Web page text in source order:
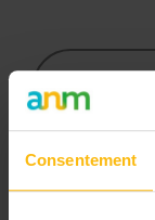
Consentement
Cet
un